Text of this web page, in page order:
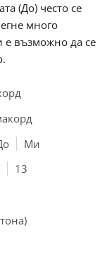
(До) често се
много
е възможно да се
Ми
13